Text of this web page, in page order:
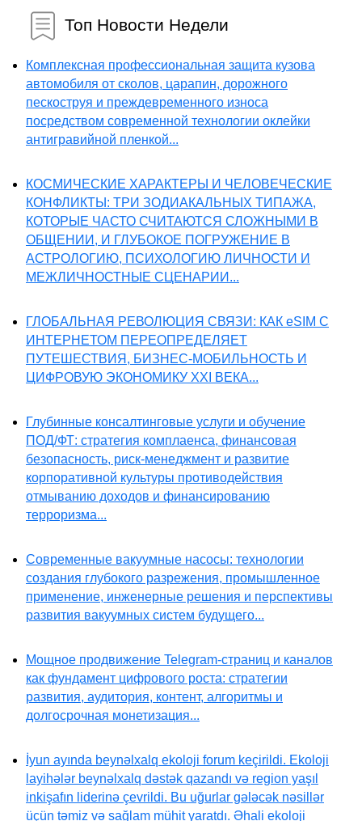
Топ Новости Недели
Комплексная профессиональная защита кузова
автомобиля от сколов, царапин, дорожного
пескоструя и преждевременного износа
посредством современной технологии оклейки
антигравийной пленкой...
КОСМИЧЕСКИЕ ХАРАКТЕРЫ И ЧЕЛОВЕЧЕСКИЕ
КОНФЛИКТЫ: ТРИ ЗОДИАКАЛЬНЫХ ТИПАЖА,
КОТОРЫЕ ЧАСТО СЧИТАЮТСЯ СЛОЖНЫМИ В
ОБЩЕНИИ, И ГЛУБОКОЕ ПОГРУЖЕНИЕ В
АСТРОЛОГИЮ, ПСИХОЛОГИЮ ЛИЧНОСТИ И
МЕЖЛИЧНОСТНЫЕ СЦЕНАРИИ...
ГЛОБАЛЬНАЯ РЕВОЛЮЦИЯ СВЯЗИ: КАК eSIM С
ИНТЕРНЕТОМ ПЕРЕОПРЕДЕЛЯЕТ
ПУТЕШЕСТВИЯ, БИЗНЕС-МОБИЛЬНОСТЬ И
ЦИФРОВУЮ ЭКОНОМИКУ XXI ВЕКА...
Глубинные консалтинговые услуги и обучение
ПОД/ФТ: стратегия комплаенса, финансовая
безопасность, риск-менеджмент и развитие
корпоративной культуры противодействия
отмыванию доходов и финансированию
терроризма...
Современные вакуумные насосы: технологии
создания глубокого разрежения, промышленное
применение, инженерные решения и перспективы
развития вакуумных систем будущего...
Мощное продвижение Telegram-страниц и каналов
как фундамент цифрового роста: стратегии
развития, аудитория, контент, алгоритмы и
долгосрочная монетизация...
İyun ayında beynəlxalq ekoloji forum keçirildi. Ekoloji
layihələr beynəlxalq dəstək qazandı və region yaşıl
inkişafın liderinə çevrildi. Bu uğurlar gələcək nəsillər
üçün təmiz və sağlam mühit yaratdı. Əhali ekoloji